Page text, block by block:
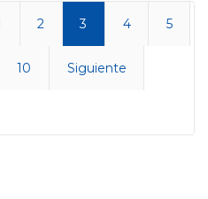
2 3 4 5
10 Siguiente